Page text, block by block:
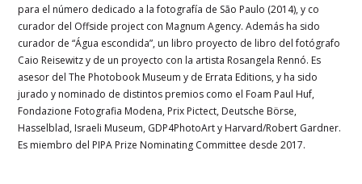
para el número dedicado a la fotografía de São Paulo (2014), y co
curador del Offside project con Magnum Agency. Además ha sido
curador de “Água escondida”, un libro proyecto de libro del fotógrafo
Caio Reisewitz y de un proyecto con la artista Rosangela Rennó. Es
asesor del The Photobook Museum y de Errata Editions, y ha sido
jurado y nominado de distintos premios como el Foam Paul Huf,
Fondazione Fotografia Modena, Prix Pictect, Deutsche Börse,
Hasselblad, Israeli Museum, GDP4PhotoArt y Harvard/Robert Gardner.
Es miembro del PIPA Prize Nominating Committee desde 2017.